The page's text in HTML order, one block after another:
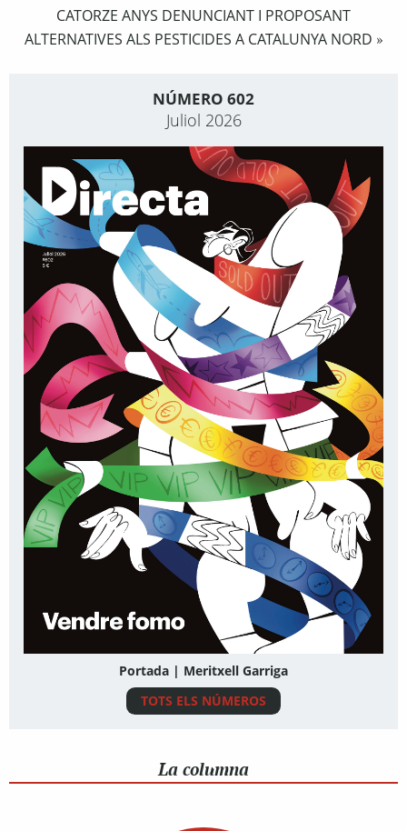
CATORZE ANYS DENUNCIANT I PROPOSANT
ALTERNATIVES ALS PESTICIDES A CATALUNYA NORD »
NÚMERO 602
Juliol 2026
Portada | Meritxell Garriga
TOTS ELS NÚMEROS
La columna